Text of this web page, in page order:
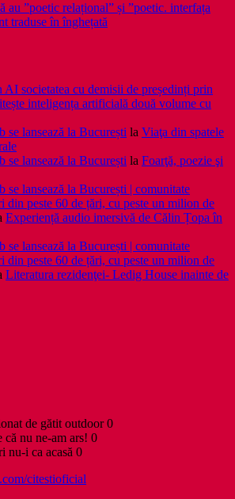
au ”poetic relațional” și ”poetic. interfața
traduse în înghețată
AI societatea cu demisii de președinți prin
inteligența artificială două volume cu
se lansează la București la Viaţa din spatele
se lansează la București la Foarţă, poezie şi
se lansează la București | comunitate
din peste 60 de țări, cu peste un milion de
Experiență audio imersivă de Călin Țopa în
se lansează la București | comunitate
din peste 60 de țări, cu peste un milion de
Literatura rezidenţei- Ledig House inainte de
de gătit outdoor 0
că nu ne-am ars! 0
nu-i ca acasă 0
citestioficial